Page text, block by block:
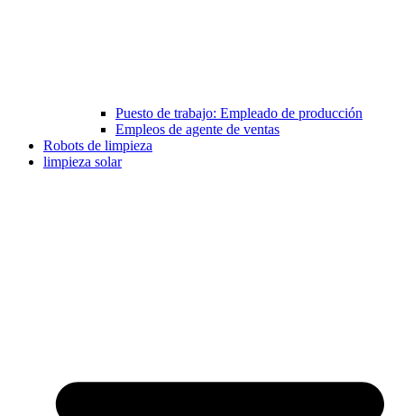
Puesto de trabajo: Empleado de producción
Empleos de agente de ventas
Robots de limpieza
limpieza solar